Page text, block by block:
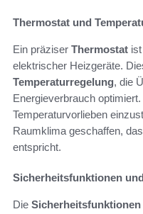
Thermostat und
Ein präziser Thermostat
elektrischer Heizgeräte.
Temperaturregelung, die
Energieverbrauch
Temperaturvorlieben
Raumklima geschaffen,
entspricht.
Sicherheitsfunktionen
Die Sicherheitsfunktionen